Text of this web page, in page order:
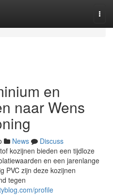
en
naar Wens
News
Discuss
kozijnen bieden een tijdloze
en een jarenlange
PVC zijn deze kozijnen
tegen
profile